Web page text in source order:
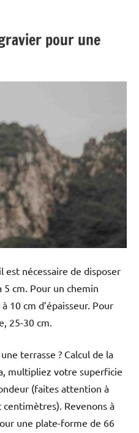
pour une
est nécessaire de disposer
5 cm. Pour un chemin
10 cm d’épaisseur. Pour
25-30 cm.
terrasse ? Calcul de la
multipliez votre superficie
(faites attention à
Revenons à
une plate-forme de 66